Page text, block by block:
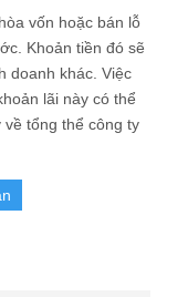
vốn hoặc bán lỗ
Khoản tiền đó sẽ
doanh khác. Việc
lãi này có thể
tổng thể công ty